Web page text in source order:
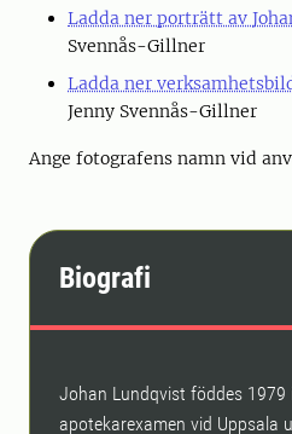
Ladda ner porträtt av
Svennås-Gillner
Ladda ner
Jenny Svennås-Gillner
Ange fotografens namn vid
Biografi
Johan Lundqvist föddes 1979
apotekarexamen vid Uppsala